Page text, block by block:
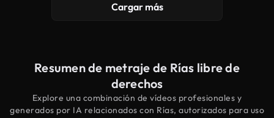
Cargar más
Resumen de metraje de Rías libre de
derechos
Explore una combinación de vídeos profesionales y
generados por IA relacionados con Rías, autorizados para uso